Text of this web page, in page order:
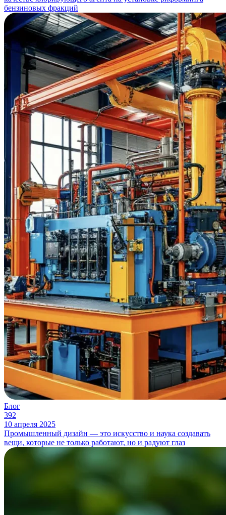
бензиновых фракций
Блог
392
10 апреля 2025
Промышленный дизайн — это искусство и наука создавать
вещи, которые не только работают, но и радуют глаз